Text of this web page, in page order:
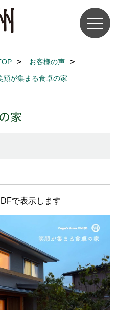
お客様の声
顔が集まる食卓の家
家
で表示します